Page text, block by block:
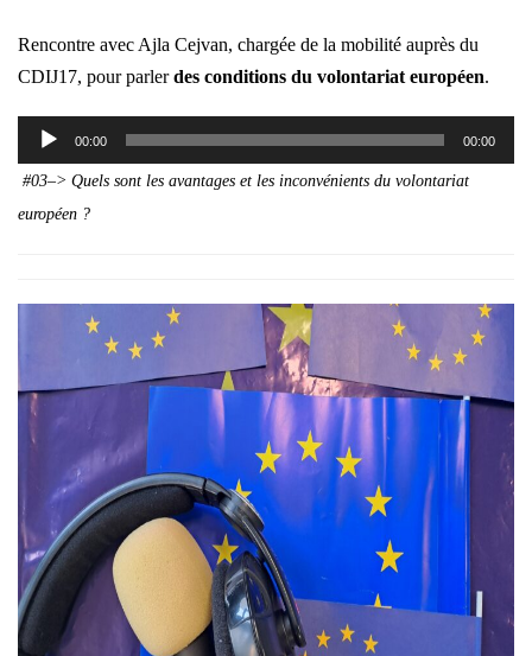
Rencontre avec Ajla Cejvan, chargée de la mobilité auprès du
CDIJ17, pour parlerdes conditions du volontariat européen.
Lecteur
audio
00:00 00:00
#03–> Quels sont les avantages et les inconvénients du volontariat
européen ?